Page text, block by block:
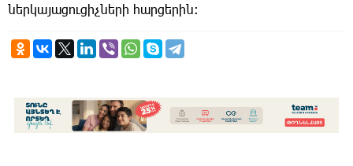
ներկայացուցիչների հարցերին։